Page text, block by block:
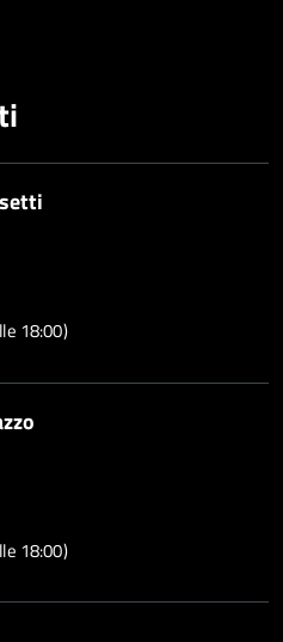
18:00)
18:00)